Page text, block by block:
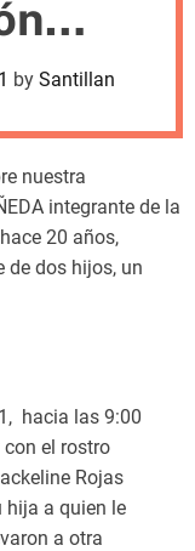
m
o
e
by Santillan
nuestra
integrante de la
20 años,
de dos hijos, un
hacia las 9:00
el rostro
Rojas
hija a quien le
a otra